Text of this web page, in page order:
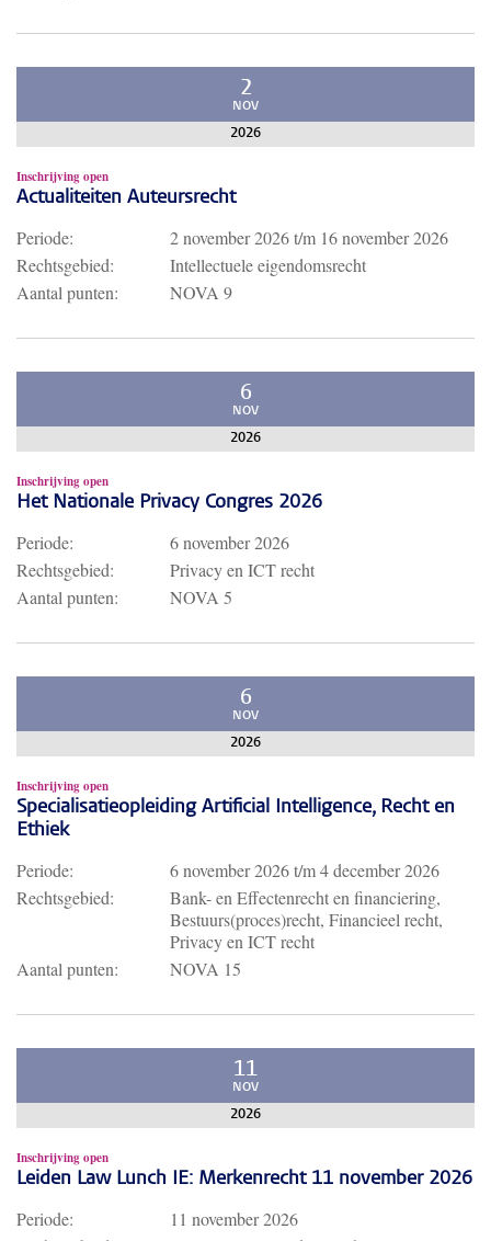
2
NOV
2026
Inschrijving open
Actualiteiten Auteursrecht
Periode: 2 november 2026t/m 16 november 2026
Rechtsgebied:
Intellectuele eigendomsrecht
Aantal punten:
NOVA 9
6
NOV
2026
Inschrijving open
Het Nationale Privacy Congres 2026
Periode:
6 november 2026
Rechtsgebied:
Privacy en ICT recht
Aantal punten:
NOVA 5
6
NOV
2026
Inschrijving open
Specialisatieopleiding Artificial Intelligence, Recht en
Ethiek
Periode: 6 november 2026t/m4 december 2026
Rechtsgebied:
Bank- en Effectenrecht en financiering,
Bestuurs(proces)recht, Financieel recht,
Privacy en ICT recht
Aantal punten:
NOVA 15
11
NOV
2026
Inschrijving open
Leiden Law Lunch IE: Merkenrecht 11 november 2026
Periode:
11 november 2026